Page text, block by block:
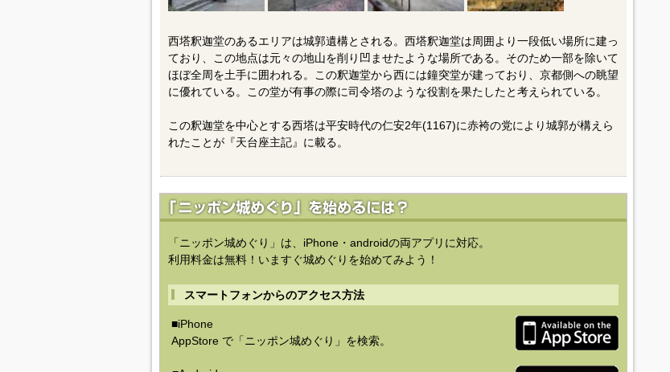
西塔釈迦堂のあるエリアは城郭遺構とされる。西塔釈迦堂は周囲より一段低い場所に建っ
ており、この地点は元々の地山を削り凹ませたような場所である。そのため一部を除いて
ほぼ全周を土手に囲われる。この釈迦堂から西には鐘突堂が建っており、京都側への眺望
に優れている。この堂が有事の際に司令塔のような役割を果たしたと考えられている。
この釈迦堂を中心とする西塔は平安時代の仁安2年(1167)に赤袴の党により城郭が構えら
れたことが『天台座主記』に載る。
「ニッポン城めぐり」は、iPhone・androidの両アプリに対応。
利用料金は無料！いますぐ城めぐりを始めてみよう！
スマートフォンからのアクセス方法
■iPhone
AppStore で「ニッポン城めぐり」を検索。